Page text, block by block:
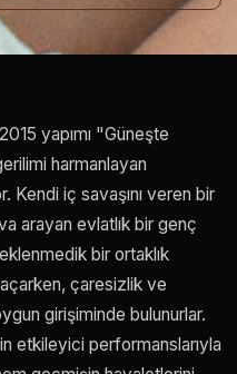
yapımı "Güneşte
harmanlayan
Kendi iç savaşını veren bir
arayan evlatlık bir genç
bir ortaklık
çaresizlik ve
girişiminde bulunurlar.
etkileyici performanslarıyla